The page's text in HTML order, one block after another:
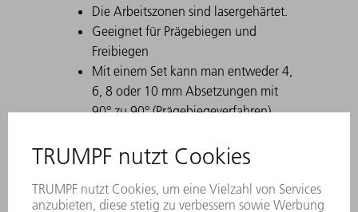
Die Arbeitszonen sind lasergehärtet.
Geeignet für Prägebiegen und
Freibiegen
Mit einem Set kann man entweder 4,
6, 8 oder 10 mm Absetzungen mit
90° zu 90° (Prägebiegeverfahren)
verschiedene Absetzungen und